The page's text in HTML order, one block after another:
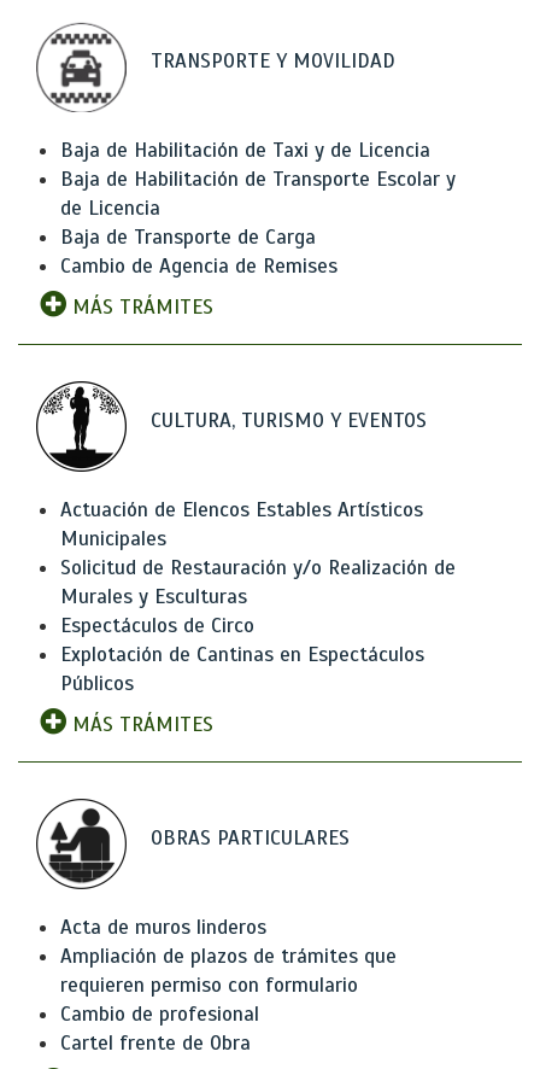
TRANSPORTE Y MOVILIDAD
Baja de Habilitación de Taxi y de Licencia
Baja de Habilitación de Transporte Escolar y
de Licencia
Baja de Transporte de Carga
Cambio de Agencia de Remises
MÁS TRÁMITES
CULTURA, TURISMO Y EVENTOS
Actuación de Elencos Estables Artísticos
Municipales
Solicitud de Restauración y/o Realización de
Murales y Esculturas
Espectáculos de Circo
Explotación de Cantinas en Espectáculos
Públicos
MÁS TRÁMITES
OBRAS PARTICULARES
Acta de muros linderos
Ampliación de plazos de trámites que
requieren permiso con formulario
Cambio de profesional
Cartel frente de Obra